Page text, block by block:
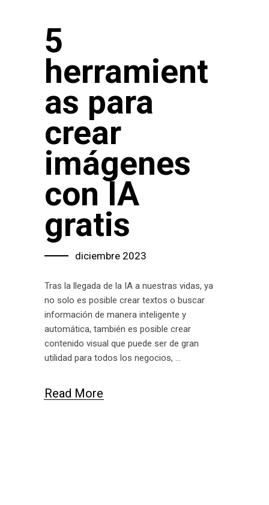
5
herramient
as para
crear
imágenes
con IA
gratis
diciembre 2023
Tras la llegada de la IA a nuestras vidas, ya
no solo es posible crear textos o buscar
información de manera inteligente y
automática, también es posible crear
contenido visual que puede ser de gran
utilidad para todos los negocios,
Read More